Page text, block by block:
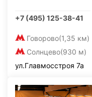
+7 (495) 125-38-41
Говорово(1,35 км)
Солнцево(930 м)
ул.Главмосстроя 7а